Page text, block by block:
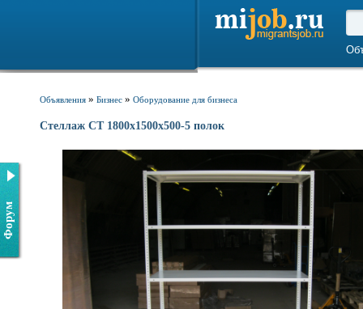
Форум
Объявления » Бизнес » Оборудование для бизнеса
Стеллаж СТ 1800х1500х500-5 полок